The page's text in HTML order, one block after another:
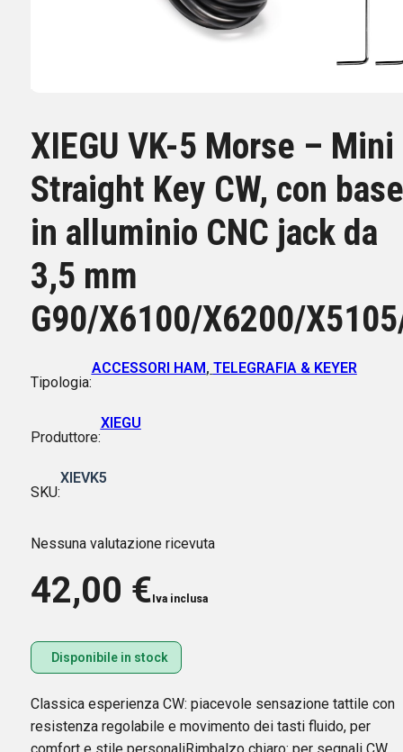
XIEGU VK-5 Morse – Mini
Straight Key CW, con base
in alluminio CNC jack da
3,5 mm
G90/X6100/X6200/
Tipologia:
ACCESSORI HAM, TELEGRAFIA & KEYER
Produttore:
XIEGU
SKU:
XIEVK5
Nessuna valutazione ricevuta
42,00 € Iva inclusa
Disponibile in stock
Classica esperienza CW: piacevole sensazione tattile con
resistenza regolabile e movimento dei tasti fluido, per